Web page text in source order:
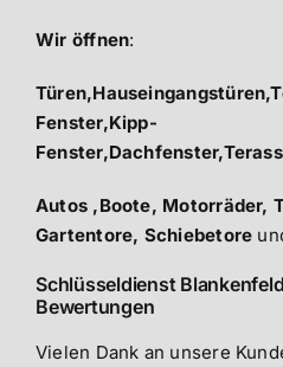
Wir öffnen:
Fenster,Kipp-
Autos ,Boote, Motorräder,
Gartentore, Schiebetore
Schlüsseldienst
Bewertungen
Vielen Dank an unsere